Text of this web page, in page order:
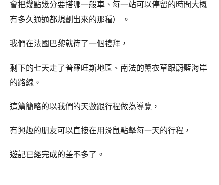
會把幾點幾分要搭哪一般車、每一站可以停留的時間大概
有多久通通都規劃出來的那種） 。
我們在法國巴黎就待了一個禮拜，
剩下的七天走了普羅旺斯地區、南法的薰衣草跟蔚藍海岸
的路線。
這篇簡略的以我們的天數跟行程做為導覽，
有興趣的朋友可以直接在用滑鼠點擊每一天的行程，
遊記已經完成的差不多了。